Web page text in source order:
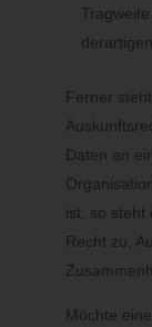
Ferner
Daten an
ist, so steht
Recht zu,
Möchte
betroffenen
dem
die Löschung
stattdessen die
die Zwecke der
benötigt sie
Verteidigung von
Die betroffene
gem. Art. 21 Abs.
fest, ob die
gegenüber
und eine